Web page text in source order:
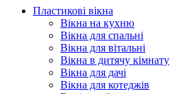
Пластикові вікна
Вікна на кухню
Вікна для спальні
Вікна для вітальні
Вікна в дитячу кімнату
Вікна для дачі
Вікна для котеджів